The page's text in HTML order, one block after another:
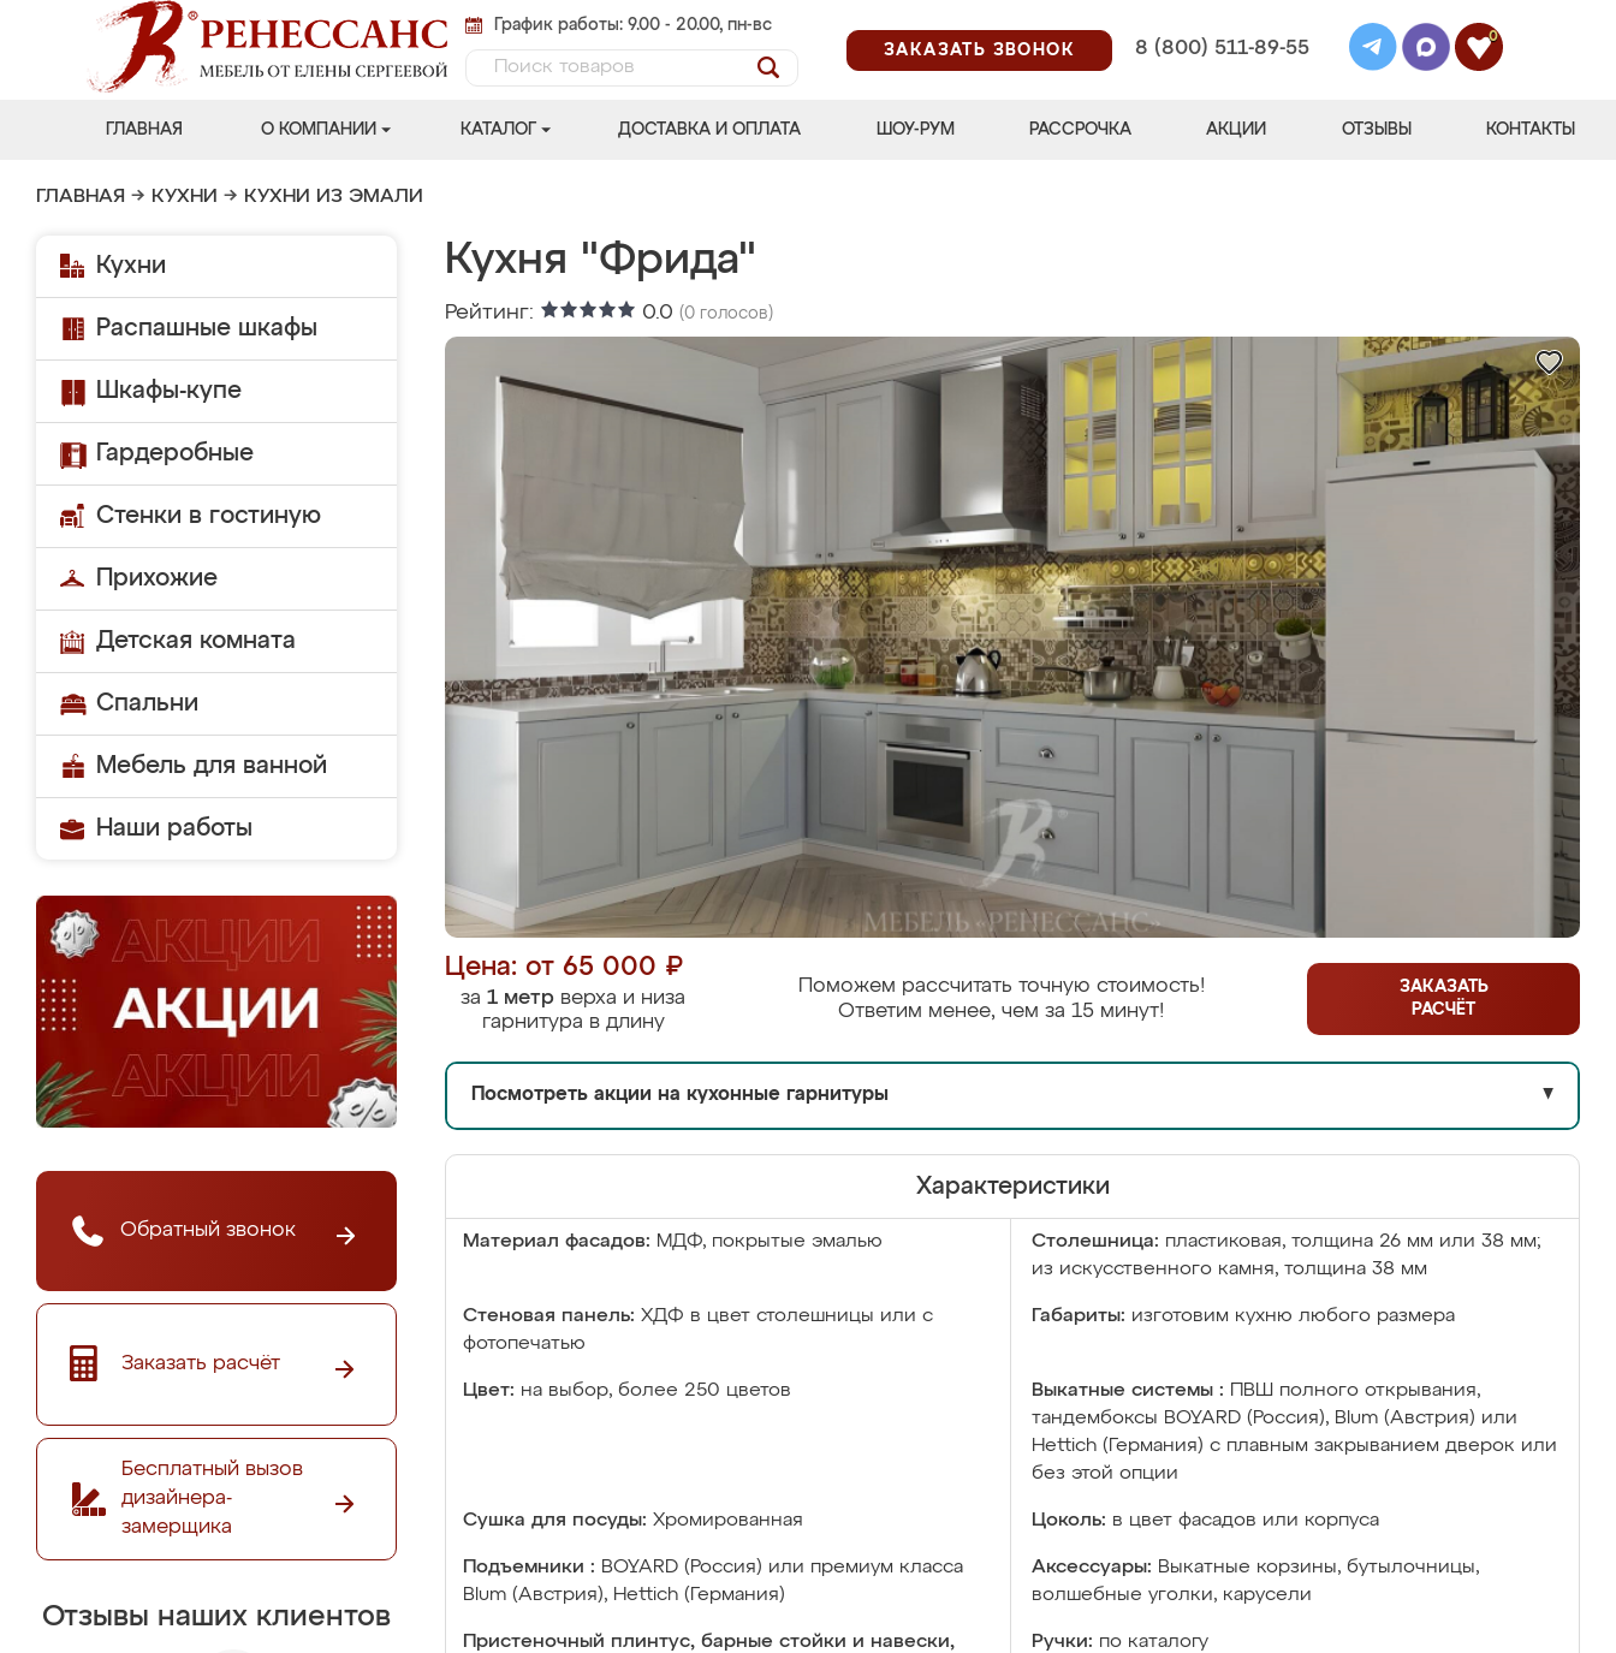
График работы: 9.00 - 20.00, пн-вс
ЗАКАЗАТЬ ЗВОНОК
8 (800) 511-89-55
0
ГЛАВНАЯ О КОМПАНИИ КАТАЛОГ ДОСТАВКА И ОПЛАТА ШОУ-РУМ РАССРОЧКА АКЦИИ ОТЗЫВЫ КОНТАКТЫ
ГЛАВНАЯ → КУХНИ → КУХНИ ИЗ ЭМАЛИ
Кухни
Распашные шкафы
Шкафы-купе
Гардеробные
Стенки в гостиную
Прихожие
Детская комната
Спальни
Мебель для ванной
Наши работы
Обратный звонок
Заказать расчёт
Бесплатный вызов
дизайнера-
замерщика
Отзывы наших клиентов
Кухня "Фрида"
Рейтинг: 0.0 (0 голосов)
Цена: от 65 000 ₽
за 1 метр верха и низа
гарнитура в длину
Поможем рассчитать точную стоимость!
Ответим менее, чем за 15 минут!
ЗАКАЗАТЬ
РАСЧЁТ
Посмотреть акции на кухонные гарнитуры ▼
Характеристики
Материал фасадов: МДФ, покрытые эмалью Столешница: пластиковая, толщина 26 мм или 38 мм;
из искусственного камня, толщина 38 мм
Стеновая панель: ХДФ в цвет столешницы или с
фотопечатью
Габариты: изготовим кухню любого размера
Цвет: на выбор, более 250 цветов Выкатные системы :
ПВШ полного открывания,
тандембоксы BOYARD (Россия), Blum (Австрия) или
Hettich (Германия) с плавным закрыванием дверок или
без этой опции
Сушка для посуды: Хромированная Цоколь: в цвет фасадов или корпуса
Подъемники : BOYARD (Россия) или премиум класса
Blum (Австрия), Hettich (Германия)
Аксессуары: Выкатные корзины, бутылочницы,
волшебные уголки, карусели
Пристеночный плинтус, барные стойки и навески,
Ручки: по каталогу